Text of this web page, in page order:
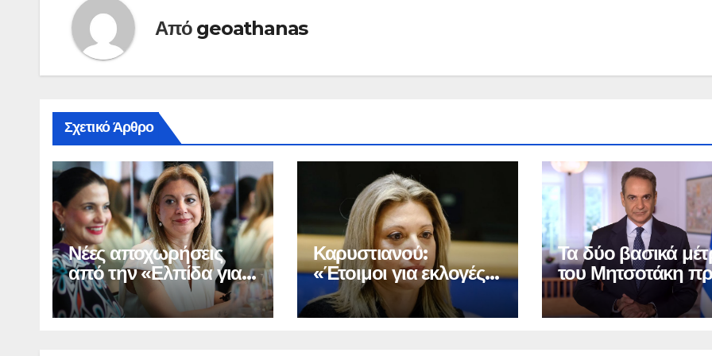
Από geoathanas
Σχετικό Άρθρο
Νέες αποχωρήσεις
από την «Ελπίδα για
τη Δημοκρατία»
Καρυστιανού:
«Έτοιμοι για εκλογές
όποτε κι αν γίνουν»
Τα δύο βασικά
του Μητσοτάκη
τη ΔΕΘ